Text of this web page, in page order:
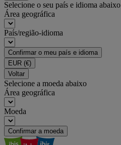
Selecione o seu país e idioma abaixo
Área geográfica
País/região-idioma
Confirmar o meu país e idioma
EUR (€)
Voltar
Selecione a moeda abaixo
Área geográfica
Moeda
Confirmar a moeda